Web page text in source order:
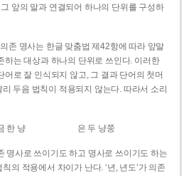
앞의 말과 연결되어 하나의 단위를 구성하
의존 명사는 한글 맞춤법 제42항에 따라 앞말
하는 대상과 하나의 단위로 쓰인다. 이러한
어로 잘 인식되지 않고, 그 결과 단어의 첫머
리 두음 법칙이 적용되지 않는다. 따라서 소리
한 냥 은 두 냥쭝
명사로 쓰이기도 하고 명사로 쓰이기도 하는
의 적용에서 차이가 난다. ‘년, 년도’가 의존